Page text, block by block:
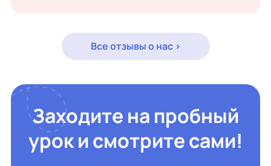
Все отзывы о нас >
Заходите на пробный
урок и смотрите сами!